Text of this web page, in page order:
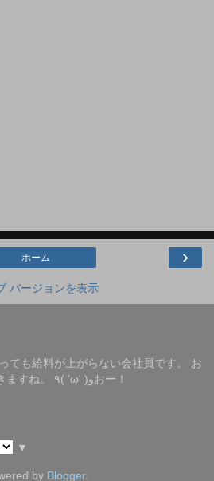
›
ホーム
バージョンを表示
ても給料が上がらない会社員です。 お
得情報についてまとめていきますね。 ٩( 'ω' )وおー！
▼
by Blogger.